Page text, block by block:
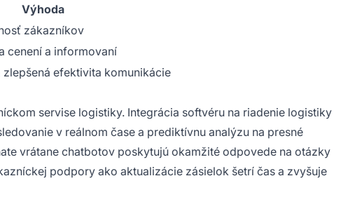
Výhoda
zákazníkov
cenení a informovaní
zlepšená efektivita komunikácie
servise logistiky. Integrácia softvéru na riadenie logistiky
v reálnom čase a prediktívnu analýzu na presné
vrátane chatbotov poskytujú okamžité odpovede na otázky
podpory ako aktualizácie zásielok šetrí čas a zvyšuje